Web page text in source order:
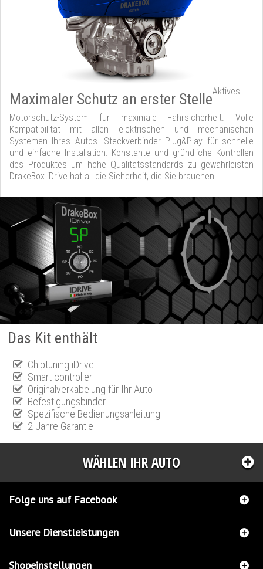
Maximaler Schutz an erster StelleAktives
Motorschutz-System für maximale Fahrsicherheit. Volle
Kompatibilität mit allen elektrischen und mechanischen
Systemen Ihres Autos. Steckverbinder Plug&Play für schnelle
und einfache Installation. Konstante und gründliche Kontrollen
des Produktes um hohe Qualitätsstandards zu gewährleisten
DrakeBox iDrive hat all die Sicherheit, die Sie brauchen.
Das Kit enthält
Chiptuning iDrive
Smart controller
Originalverkabelung für Ihr Auto
Befestigungsbinder
Spezifische Bedienungsanleitung
2 Jahre Garantie
WÄHLEN IHR AUTO
Folge uns auf Facebook
Unsere Dienstleistungen
Shopeinstellungen